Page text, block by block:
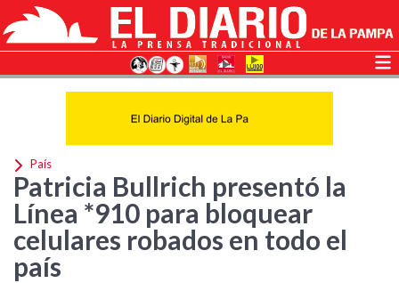
País
Patricia Bullrich presentó la
Línea *910 para bloquear
celulares robados en todo el
país